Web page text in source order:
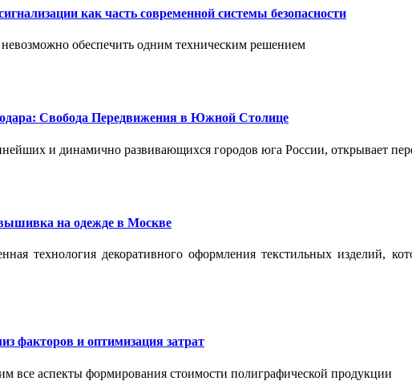
как часть современной системы безопасности
обеспечить одним техническим решением
Свобода Передвижения в Южной Столице
и динамично развивающихся городов юга России, открывает
на одежде в Москве
технология декоративного оформления текстильных изделий,
факторов и оптимизация затрат
все аспекты формирования стоимости полиграфической продукции